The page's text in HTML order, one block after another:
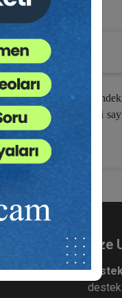
Kültür
Hukuk
salt hukuk fakültesi
Bize
destek